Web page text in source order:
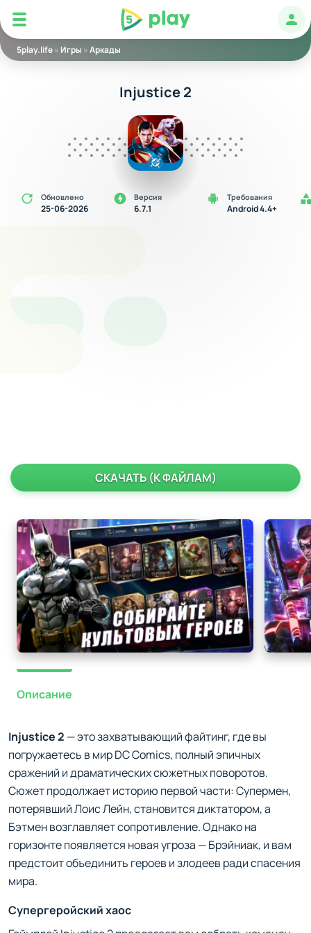
5play
5play.life» Игры »Аркады
Injustice 2
Обновлено
25-06-2026
Версия
6.7.1
Требования
Android 4.4+
СКАЧАТЬ (К ФАЙЛАМ)
Описание
Injustice 2 — это захватывающий файтинг, где вы
погружаетесь в мир DC Comics, полный эпичных
сражений и драматических сюжетных поворотов.
Сюжет продолжает историю первой части: Супермен,
потерявший Лоис Лейн, становится диктатором, а
Бэтмен возглавляет сопротивление. Однако на
горизонте появляется новая угроза — Брэйниак, и вам
предстоит объединить героев и злодеев ради спасения
мира.
Супергеройский хаос